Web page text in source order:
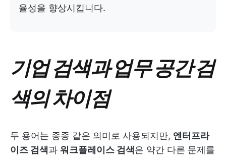
율성을 향상시킵니다.
기업 검색과 업무 공간 검
색의 차이점
두 용어는 종종 같은 의미로 사용되지만, 엔터프라
이즈 검색과 워크플레이스 검색은 약간 다른 문제를